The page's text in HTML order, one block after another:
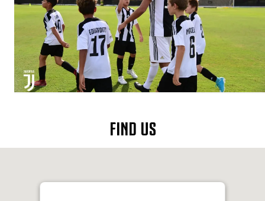
FIND US